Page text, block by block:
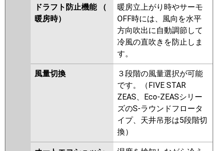
ドラフト防止機能 （
暖房時）
暖房立上がり時やサーモ
OFF時には、風向を水平
方向吹出に自動調節して
冷風の直吹きを防止しま
す。
風量切換
３段階の風量選択が可能
です。（FIVE STAR
ZEAS、Eco-ZEASシリー
ズのS-ラウンドフロータ
イプ、天井吊形は5段階切
換）